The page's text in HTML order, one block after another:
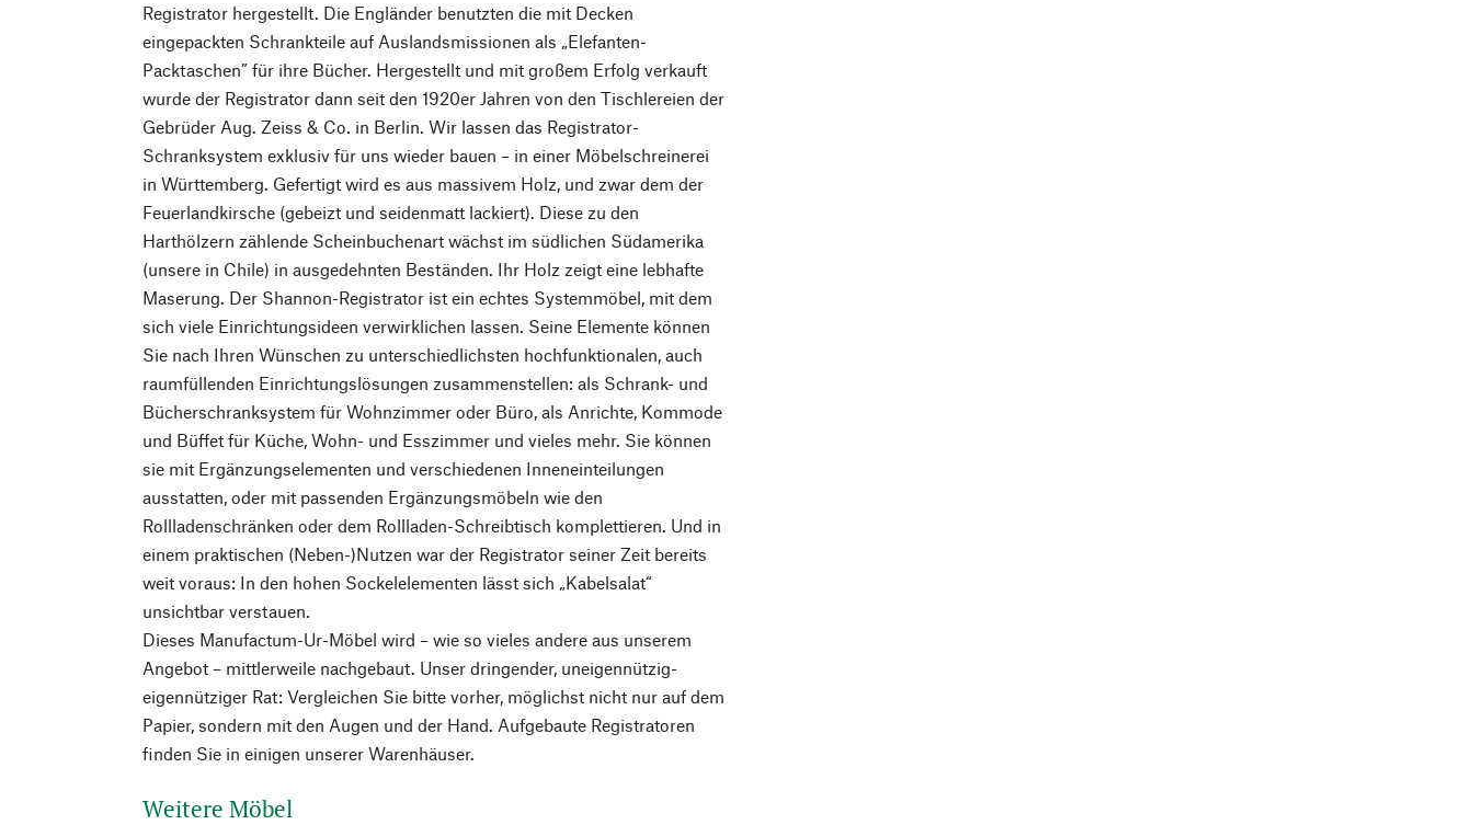
Registrator hergestellt. Die Engländer benutzten die mit Decken
eingepackten Schrankteile auf Auslandsmissionen als „Elefanten-
Packtaschen” für ihre Bücher. Hergestellt und mit großem Erfolg verkauft
wurde der Registrator dann seit den 1920er Jahren von den Tischlereien der
Gebrüder Aug. Zeiss & Co. in Berlin. Wir lassen das Registrator-
Schranksystem exklusiv für uns wieder bauen – in einer Möbelschreinerei
in Württemberg. Gefertigt wird es aus massivem Holz, und zwar dem der
Feuerlandkirsche (gebeizt und seidenmatt lackiert). Diese zu den
Harthölzern zählende Scheinbuchenart wächst im südlichen Südamerika
(unsere in Chile) in ausgedehnten Beständen. Ihr Holz zeigt eine lebhafte
Maserung. Der Shannon-Registrator ist ein echtes Systemmöbel, mit dem
sich viele Einrichtungsideen verwirklichen lassen. Seine Elemente können
Sie nach Ihren Wünschen zu unterschiedlichsten hochfunktionalen, auch
raumfüllenden Einrichtungslösungen zusammenstellen: als Schrank- und
Bücherschranksystem für Wohnzimmer oder Büro, als Anrichte, Kommode
und Büffet für Küche, Wohn- und Esszimmer und vieles mehr. Sie können
sie mit Ergänzungselementen und verschiedenen Inneneinteilungen
ausstatten, oder mit passenden Ergänzungsmöbeln wie den
Rollladenschränken oder dem Rollladen-Schreibtisch komplettieren. Und in
einem praktischen (Neben-)Nutzen war der Registrator seiner Zeit bereits
weit voraus: In den hohen Sockelelementen lässt sich „Kabelsalat“
unsichtbar verstauen.
Dieses Manufactum-Ur-Möbel wird – wie so vieles andere aus unserem
Angebot – mittlerweile nachgebaut. Unser dringender, uneigennützig-
eigennütziger Rat: Vergleichen Sie bitte vorher, möglichst nicht nur auf dem
Papier, sondern mit den Augen und der Hand. Aufgebaute Registratoren
finden Sie in einigen unserer Warenhäuser.
Weitere Möbel